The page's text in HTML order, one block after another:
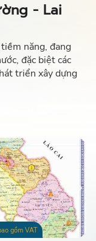
- Lai
năng, đang
đặc biệt các
triển xây dựng
gồm VAT